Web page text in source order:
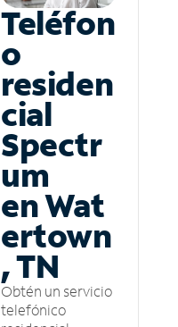
Teléfon
o
residen
cial
Spectr
um
en Wat
ertown
, TN
Obtén un servicio
telefónico